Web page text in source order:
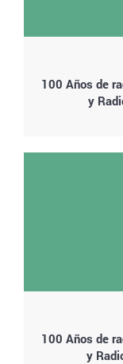
100 Años de
y
100 Años de
y